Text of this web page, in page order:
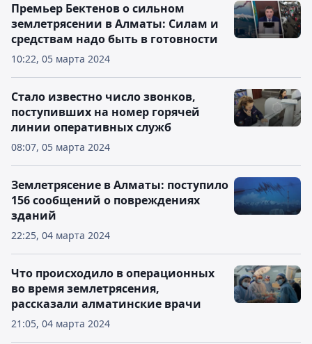
10:22, 05 марта 2024
Премьер Бектенов о сильном
землетрясении в Алматы: Силам и
средствам надо быть в готовности
08:07, 05 марта 2024
Стало известно число звонков,
поступивших на номер горячей
линии оперативных служб
22:25, 04 марта 2024
Землетрясение в Алматы: поступило
156 сообщений о повреждениях
зданий
21:05, 04 марта 2024
Что происходило в операционных
во время землетрясения,
рассказали алматинские врачи